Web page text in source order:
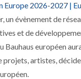
Europe 2026-2027 |
un évènement de
et de
Bauhaus européen
projets, artistes,